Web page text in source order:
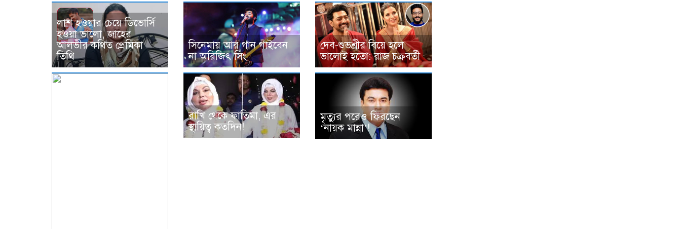
লাশ হওয়ার চেয়ে ডিভোর্সি
হওয়া ভালো, জাহের
আলভীর কথিত প্রেমিকা
তিথি
সিনেমায় আর গান গাইবেন
না অরিজিৎ সিং
দেব-শুভশ্রীর বিয়ে হলে
ভালোই হতো: রাজ চক্রবর্তী
রাখি থেকে ফাতিমা, এর
স্থায়িত্ব কতদিন!
মৃত্যুর পরেও ফিরছেন
‘নায়ক মান্না’!